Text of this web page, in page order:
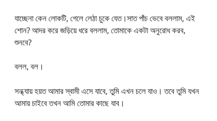
যাচ্ছেনা কেন লোকটি, গেলে লেঠা চুকে যেত।সাত পাঁচ ভেবে বললাম, এই
শোন? আদর করে জড়িয়ে ধরে বললাম, তোমাকে একটা অনুরোধ করব,
শুনবে?
বলল, বল।
সন্ধ্যায় হয়ত আমার স্বামী এসে যাবে, তুমি এখন চলে যাও। তবে তুমি যখন
আমায় চাইবে তখন আমি তোমার কাছে যাব।